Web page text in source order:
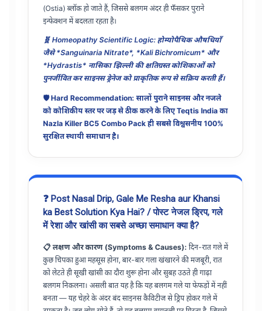
(Ostia) ब्लॉक हो जाते हैं, जिससे बलगम अंदर ही फँसकर पुराने
इन्फेक्शन में बदलता रहता है।
🧬 Homeopathy Scientific Logic: होम्योपैथिक औषधियाँ
जैसे *Sanguinaria Nitrate*, *Kali Bichromicum* और
*Hydrastis* नासिका झिल्ली की क्षतिग्रस्त कोशिकाओं को
पुनर्जीवित कर साइनस ड्रेनेज को प्राकृतिक रूप से सक्रिय करती हैं।
🛡️ Hard Recommendation: सालों पुराने साइनस और नजले
को कोशिकीय स्तर पर जड़ से ठीक करने के लिएTeqtis India का
Nazla Killer BC5 Combo Pack ही सबसे विश्वसनीय 100%
सुरक्षित स्थायी समाधान है।
❓ Post Nasal Drip, Gale Me Resha aur Khansi
ka Best Solution Kya Hai? / पोस्ट नेजल ड्रिप, गले
में रेशा और खांसी का सबसे अच्छा समाधान क्या है?
📋 लक्षण और कारण (Symptoms & Causes): दिन-रात गले में
कुछ चिपका हुआ महसूस होना, बार-बार गला खंखारने की मजबूरी, रात
को लेटते ही सूखी खांसी का दौरा शुरू होना और सुबह उठते ही गाढ़ा
बलगम निकलना। असली बात यह है कि यह बलगम गले या फेफड़ों में नहीं
बनता — यह चेहरे के अंदर बंद साइनस कैविटीज से ड्रिप होकर गले में